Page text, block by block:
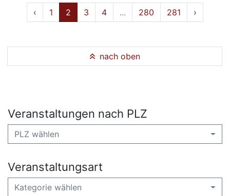
‹ 1 2 3 4 ... 280 281 ›
nach oben
Veranstaltungen nach PLZ
PLZ wählen
Veranstaltungsart
Kategorie wählen